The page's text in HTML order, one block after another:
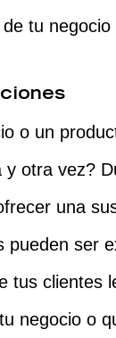
tu negocio
o un
y otra vez?
una
pueden ser
tus clientes
negocio o